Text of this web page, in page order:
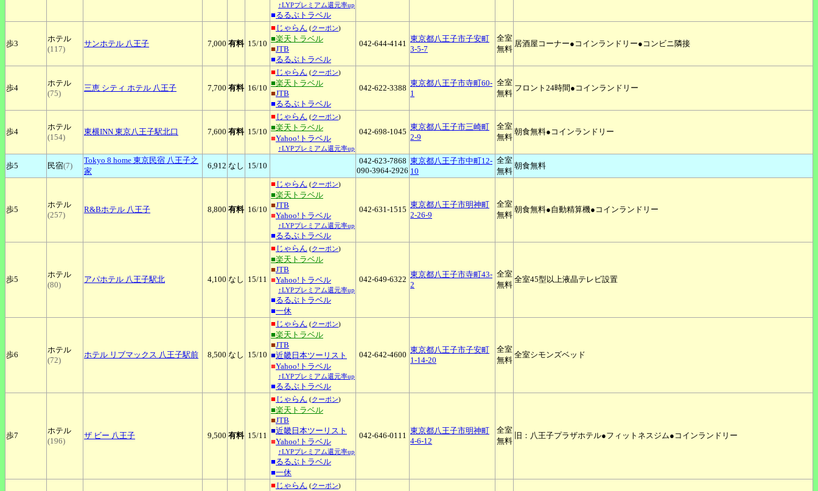
↑LYPプレミアム還元率up
■るるぶトラベル
歩3
ホテル
(117)
サンホテル 八王子 7,000 有料 15/10
■ じゃらん (クーポン)
■楽天トラベル
■JTB
■るるぶトラベル
042-644-4141
東京都八王子市子安町
3-5-7
全室
無料
居酒屋コーナー●コインランドリー●コンビニ隣接
歩4
ホテル
(75)
三恵 シティ ホテル 八王子 7,700 有料 16/10
■ じゃらん (クーポン)
■楽天トラベル
■JTB
■るるぶトラベル
042-622-3388
東京都八王子市寺町60-
1
全室
無料
フロント24時間●コインランドリー
歩4
ホテル
(154)
東横INN 東京八王子駅北口 7,600 有料 15/10
■ じゃらん (クーポン)
■楽天トラベル
■Yahoo!トラベル
↑LYPプレミアム還元率up
042-698-1045
東京都八王子市三崎町
2-9
全室
無料
朝食無料●コインランドリー
歩5 民宿(7)
Tokyo 8 home 東京民宿 八王子之
家
6,912 なし 15/10
042-623-7868
090-3964-2926
東京都八王子市中町12-
10
全室
無料
朝食無料
歩5
ホテル
(257)
R&Bホテル 八王子 8,800 有料 16/10
■ じゃらん (クーポン)
■楽天トラベル
■JTB
■Yahoo!トラベル
↑LYPプレミアム還元率up
■るるぶトラベル
042-631-1515
東京都八王子市明神町
2-26-9
全室
無料
朝食無料●自動精算機●コインランドリー
歩5
ホテル
(80)
アパホテル 八王子駅北 4,100 なし 15/11
■ じゃらん (クーポン)
■楽天トラベル
■JTB
■Yahoo!トラベル
↑LYPプレミアム還元率up
■るるぶトラベル
■一休
042-649-6322
東京都八王子市寺町43-
2
全室
無料
全室45型以上液晶テレビ設置
歩6
ホテル
(72)
ホテル リブマックス 八王子駅前 8,500 なし 15/10
■ じゃらん (クーポン)
■楽天トラベル
■JTB
■近畿日本ツーリスト
■Yahoo!トラベル
↑LYPプレミアム還元率up
■るるぶトラベル
042-642-4600
東京都八王子市子安町
1-14-20
全室
無料
全室シモンズベッド
歩7
ホテル
(196)
ザ ビー 八王子 9,500 有料 15/11
■ じゃらん (クーポン)
■楽天トラベル
■JTB
■近畿日本ツーリスト
■Yahoo!トラベル
↑LYPプレミアム還元率up
■るるぶトラベル
■一休
042-646-0111
東京都八王子市明神町
4-6-12
全室
無料
旧：八王子プラザホテル●フィットネスジム●コインランドリー
■ じゃらん (クーポン)